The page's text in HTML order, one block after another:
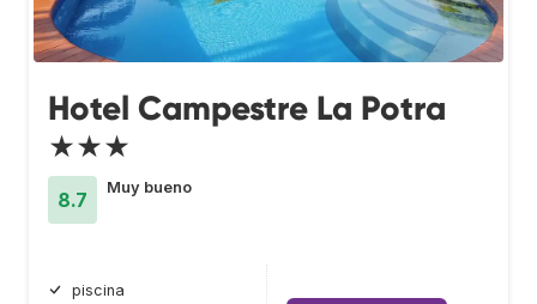
Hotel Campestre La Potra
★★★
8.7
Muy bueno
piscina